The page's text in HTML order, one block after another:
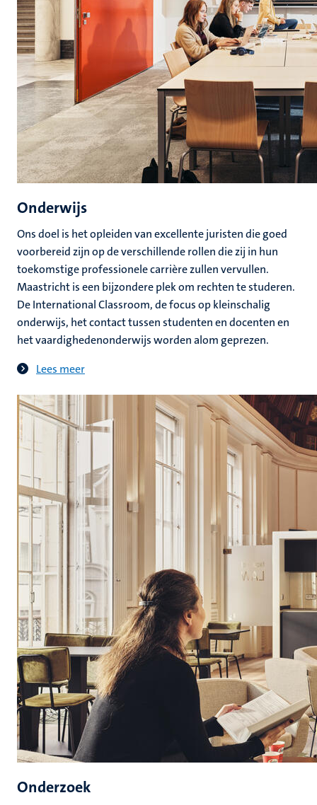
Onderwijs
Ons doel is het opleiden van excellente juristen die goed
voorbereid zijn op de verschillende rollen die zij in hun
toekomstige professionele carrière zullen vervullen.
Maastricht is een bijzondere plek om rechten te studeren.
De International Classroom, de focus op kleinschalig
onderwijs, het contact tussen studenten en docenten en
het vaardighedenonderwijs worden alom geprezen.
Lees meer
Onderzoek